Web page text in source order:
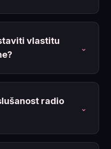
vlastitu
⌄
radio
⌄